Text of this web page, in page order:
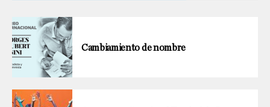
Cambiamiento de nombre